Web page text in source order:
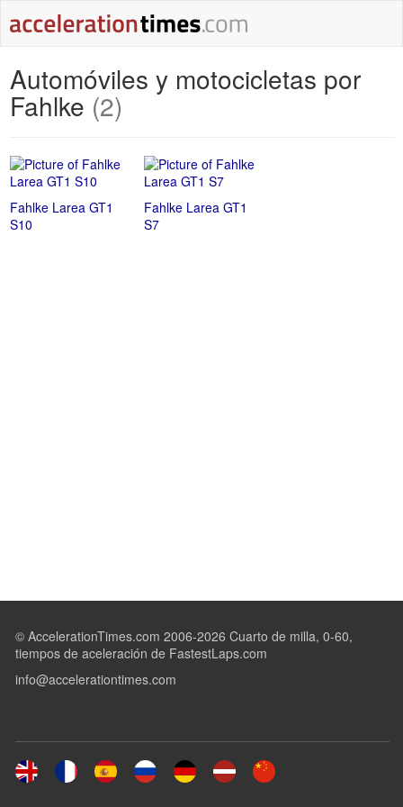
Automóviles y motocicletas por
Fahlke (2)
Fahlke Larea GT1
S10
Fahlke Larea GT1
S7
© AccelerationTimes.com 2006-2026 Cuarto de milla, 0-60,
tiempos de aceleración de FastestLaps.com
info@accelerationtimes.com